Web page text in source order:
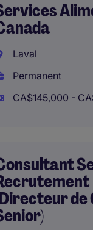
Laval
Permanent
CA$145,000 -
de